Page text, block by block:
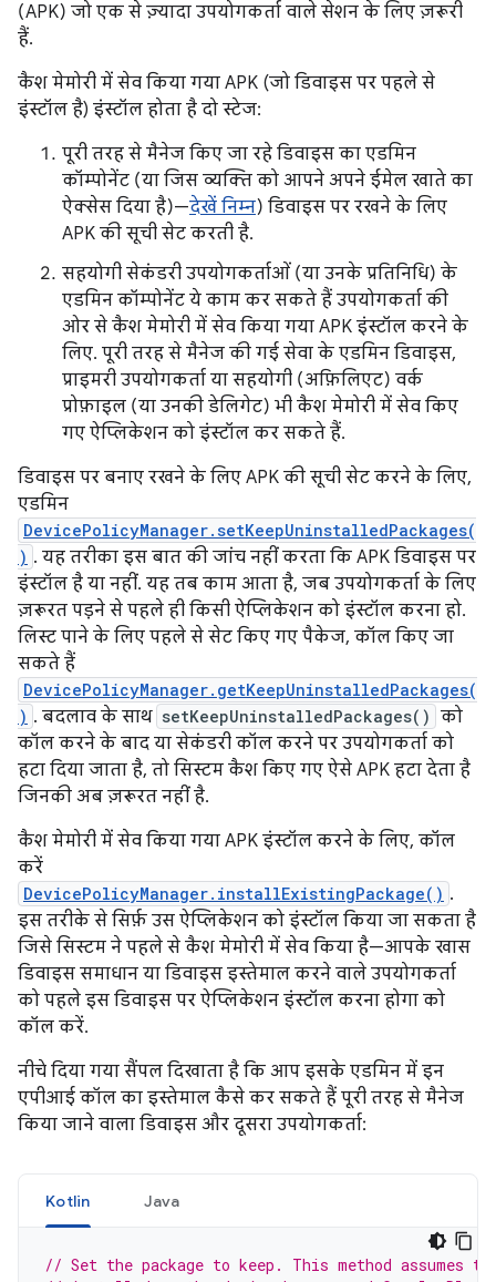
(APK) जो एक से ज़्यादा उपयोगकर्ता वाले सेशन के लिए ज़रूरी
हैं.
कैश मेमोरी में सेव किया गया APK (जो डिवाइस पर पहले से
इंस्टॉल है) इंस्टॉल होता है दो स्टेज:
पूरी तरह से मैनेज किए जा रहे डिवाइस का एडमिन
कॉम्पोनेंट (या जिस व्यक्ति को आपने अपने ईमेल खाते का
ऐक्सेस दिया है)—देखें निम्न) डिवाइस पर रखने के लिए
APK की सूची सेट करती है.
सहयोगी सेकंडरी उपयोगकर्ताओं (या उनके प्रतिनिधि) के
एडमिन कॉम्पोनेंट ये काम कर सकते हैं उपयोगकर्ता की
ओर से कैश मेमोरी में सेव किया गया APK इंस्टॉल करने के
लिए. पूरी तरह से मैनेज की गई सेवा के एडमिन डिवाइस,
प्राइमरी उपयोगकर्ता या सहयोगी (अफ़िलिएट) वर्क
प्रोफ़ाइल (या उनकी डेलिगेट) भी कैश मेमोरी में सेव किए
गए ऐप्लिकेशन को इंस्टॉल कर सकते हैं.
डिवाइस पर बनाए रखने के लिए APK की सूची सेट करने के लिए,
एडमिन
DevicePolicyManager.setKeepUninstalledPackages(
) . यह तरीका इस बात की जांच नहीं करता कि APK डिवाइस पर
इंस्टॉल है या नहीं. यह तब काम आता है, जब उपयोगकर्ता के लिए
ज़रूरत पड़ने से पहले ही किसी ऐप्लिकेशन को इंस्टॉल करना हो.
लिस्ट पाने के लिए पहले से सेट किए गए पैकेज, कॉल किए जा
सकते हैं
DevicePolicyManager.getKeepUninstalledPackages(
) . बदलाव के साथ setKeepUninstalledPackages() को
कॉल करने के बाद या सेकंडरी कॉल करने पर उपयोगकर्ता को
हटा दिया जाता है, तो सिस्टम कैश किए गए ऐसे APK हटा देता है
जिनकी अब ज़रूरत नहीं है.
कैश मेमोरी में सेव किया गया APK इंस्टॉल करने के लिए, कॉल
करें
DevicePolicyManager.installExistingPackage() .
इस तरीके से सिर्फ़ उस ऐप्लिकेशन को इंस्टॉल किया जा सकता है
जिसे सिस्टम ने पहले से कैश मेमोरी में सेव किया है—आपके खास
डिवाइस समाधान या डिवाइस इस्तेमाल करने वाले उपयोगकर्ता
को पहले इस डिवाइस पर ऐप्लिकेशन इंस्टॉल करना होगा को
कॉल करें.
नीचे दिया गया सैंपल दिखाता है कि आप इसके एडमिन में इन
एपीआई कॉल का इस्तेमाल कैसे कर सकते हैं पूरी तरह से मैनेज
किया जाने वाला डिवाइस और दूसरा उपयोगकर्ता:
Kotlin Java
// Set the package to keep. This method assumes